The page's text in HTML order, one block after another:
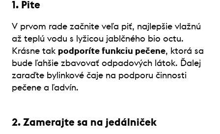
1. Pite
V prvom rade začnite veľa piť, najlepšie vlažnú
až teplú vodu s lyžicou jablčného bio octu.
Krásne tak podporíte funkciu pečene, ktorá sa
bude ľahšie zbavovať odpadových látok. Ďalej
zaraďte bylinkové čaje na podporu činnosti
pečene a ľadvín.
2. Zamerajte sa na jedálniček